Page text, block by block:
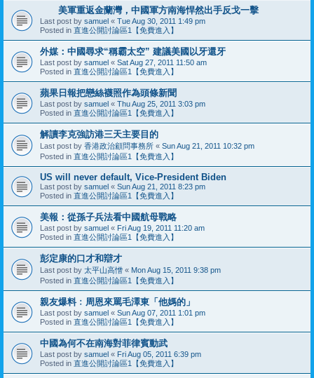
美軍重返金蘭灣，中國軍方南海悍然出手反戈一擊
Last post by samuel « Tue Aug 30, 2011 1:49 pm
Posted in 直進公開討論區1【免費進入】
外媒：中國尋求“稱霸太空” 建議美國以牙還牙
Last post by samuel « Sat Aug 27, 2011 11:50 am
Posted in 直進公開討論區1【免費進入】
蘋果日報把戀絲襪照作為頭條新聞
Last post by samuel « Thu Aug 25, 2011 3:03 pm
Posted in 直進公開討論區1【免費進入】
解讀李克強訪港三天主要目的
Last post by 香港政治顧問事務所 « Sun Aug 21, 2011 10:32 pm
Posted in 直進公開討論區1【免費進入】
US will never default, Vice-President Biden
Last post by samuel « Sun Aug 21, 2011 8:23 pm
Posted in 直進公開討論區1【免費進入】
美報：從孫子兵法看中國航母戰略
Last post by samuel « Fri Aug 19, 2011 11:20 am
Posted in 直進公開討論區1【免費進入】
彭定康的口才和辯才
Last post by 太平山高憎 « Mon Aug 15, 2011 9:38 pm
Posted in 直進公開討論區1【免費進入】
親友爆料﹕周恩來罵毛澤東「他媽的」
Last post by samuel « Sun Aug 07, 2011 1:01 pm
Posted in 直進公開討論區1【免費進入】
中國為何不在南海對菲律賓動武
Last post by samuel « Fri Aug 05, 2011 6:39 pm
Posted in 直進公開討論區1【免費進入】